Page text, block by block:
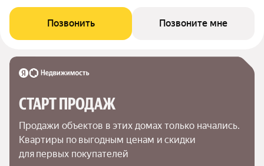
Позвонить Позвоните мне
СТАРТ ПРОДАЖ
Продажи объектов в этих домах только начались.
Квартиры по выгодным ценам и скидки
для первых покупателей